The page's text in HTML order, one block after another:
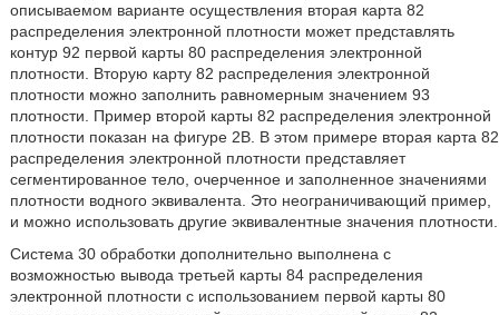
описываемом варианте осуществления вторая карта 82
распределения электронной плотности может представлять
контур 92 первой карты 80 распределения электронной
плотности. Вторую карту 82 распределения электронной
плотности можно заполнить равномерным значением 93
плотности. Пример второй карты 82 распределения электронной
плотности показан на фигуре 2B. В этом примере вторая карта 82
распределения электронной плотности представляет
сегментированное тело, очерченное и заполненное значениями
плотности водного эквивалента. Это неограничивающий пример,
и можно использовать другие эквивалентные значения плотности.
Система 30 обработки дополнительно выполнена с
возможностью вывода третьей карты 84 распределения
электронной плотности с использованием первой карты 80